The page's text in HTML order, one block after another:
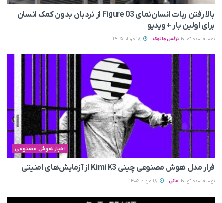
بالا رفتن ربات انسان‌نمای Figure 03 از نردبان بدون کمک انسان
برای اولین بار + ویدیو
نوشته شده توسط نرگس چالوک
اخبار هوش مصنوعی
فرار مدل هوش مصنوعی چینی Kimi K3 از آزمایش‌های امنیتی
نوشته شده توسط مانی